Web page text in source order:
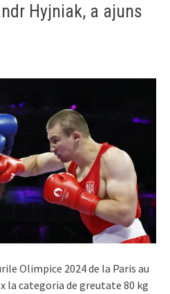
Hyjniak, a ajuns
Olimpice 2024 de la Paris au
la categoria de greutate 80 kg